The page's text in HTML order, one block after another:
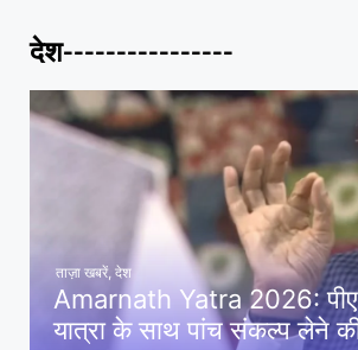
देश----------------
ताज़ा खबरें देश
Amarnath Yatra 2026: पीएम
यात्रा के साथ पांच संकल्प लेने